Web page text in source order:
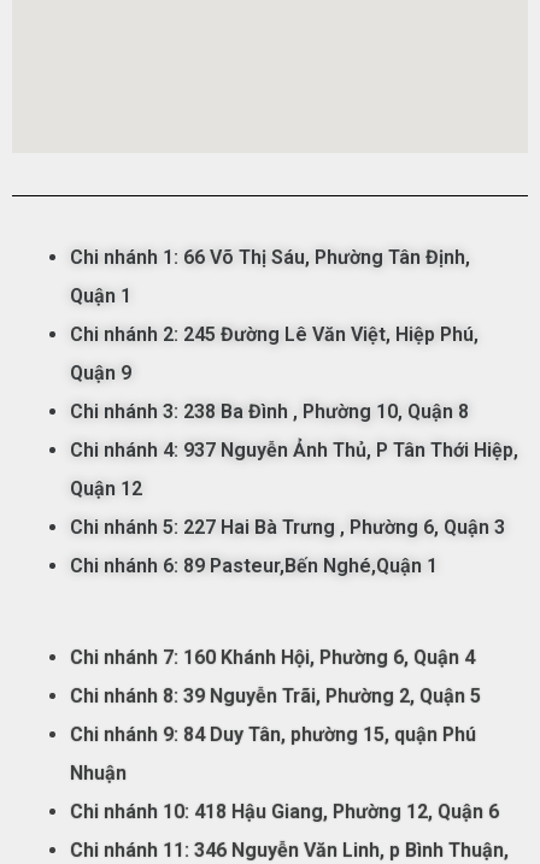
Chi nhánh 1: 66 Võ Thị Sáu, Phường Tân Định,
Quận 1
Chi nhánh 2: 245 Đường Lê Văn Việt, Hiệp Phú,
Quận 9
Chi nhánh 3: 238 Ba Đình , Phường 10, Quận 8
Chi nhánh 4: 937 Nguyễn Ảnh Thủ, P Tân Thới Hiệp,
Quận 12
Chi nhánh 5: 227 Hai Bà Trưng , Phường 6, Quận 3
Chi nhánh 6: 89 Pasteur,Bến Nghé,Quận 1
Chi nhánh 7: 160 Khánh Hội, Phường 6, Quận 4
Chi nhánh 8: 39 Nguyễn Trãi, Phường 2, Quận 5
Chi nhánh 9: 84 Duy Tân, phường 15, quận Phú
Nhuận
Chi nhánh 10: 418 Hậu Giang, Phường 12, Quận 6
Chi nhánh 11: 346 Nguyễn Văn Linh, p Bình Thuận,